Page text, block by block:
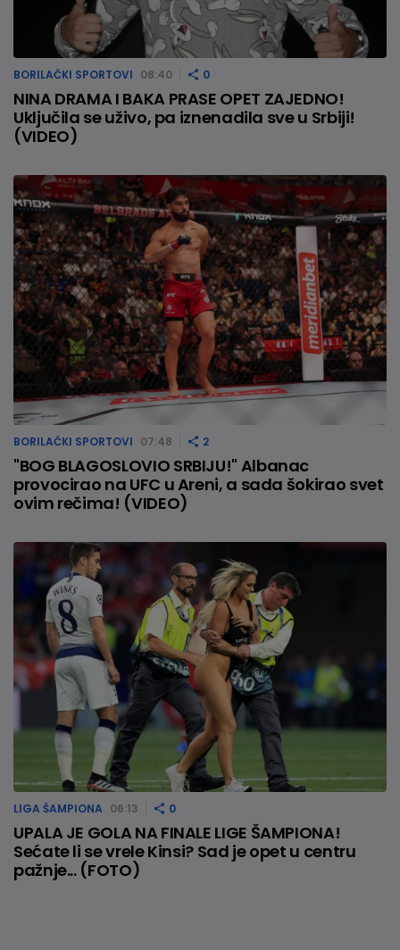
BORILAČKI SPORTOVI 08:40 0
NINA DRAMA I BAKA PRASE OPET ZAJEDNO!
Uključila se uživo, pa iznenadila sve u Srbiji!
(VIDEO)
BORILAČKI SPORTOVI 07:48 2
"BOG BLAGOSLOVIO SRBIJU!" Albanac
provocirao na UFC u Areni, a sada šokirao svet
ovim rečima! (VIDEO)
LIGA ŠAMPIONA 06:13 0
UPALA JE GOLA NA FINALE LIGE ŠAMPIONA!
Sećate li se vrele Kinsi? Sad je opet u centru
pažnje... (FOTO)